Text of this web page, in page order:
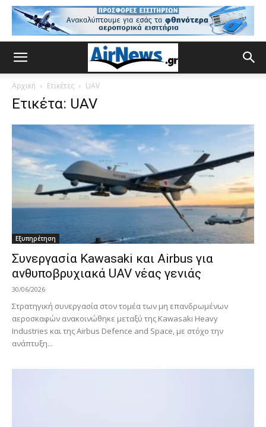
Αρχική Ετικέτες UAV
Ετικέτα: UAV
Εξυπηρέτηση
Συνεργασία Kawasaki και Airbus για
ανθυποβρυχιακά UAV νέας γενιάς
30/06/2026
Στρατηγική συνεργασία στον τομέα των μη επανδρωμένων
αεροσκαφών ανακοινώθηκε μεταξύ της Kawasaki Heavy
Industries και της Airbus Defence and Space, με στόχο την
ανάπτυξη...